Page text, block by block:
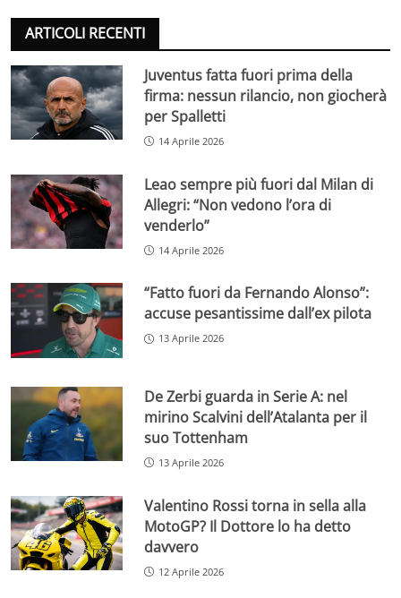
ARTICOLI RECENTI
Juventus fatta fuori prima della
firma: nessun rilancio, non giocherà
per Spalletti
14 Aprile 2026
Leao sempre più fuori dal Milan di
Allegri: “Non vedono l’ora di
venderlo”
14 Aprile 2026
“Fatto fuori da Fernando Alonso”:
accuse pesantissime dall’ex pilota
13 Aprile 2026
De Zerbi guarda in Serie A: nel
mirino Scalvini dell’Atalanta per il
suo Tottenham
13 Aprile 2026
Valentino Rossi torna in sella alla
MotoGP? Il Dottore lo ha detto
davvero
12 Aprile 2026